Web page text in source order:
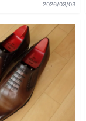
2026/03/03